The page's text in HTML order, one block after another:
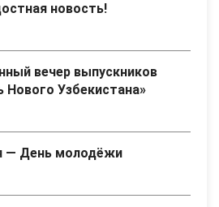
новость!
вечер выпускников
Узбекистана»
— День молодёжи